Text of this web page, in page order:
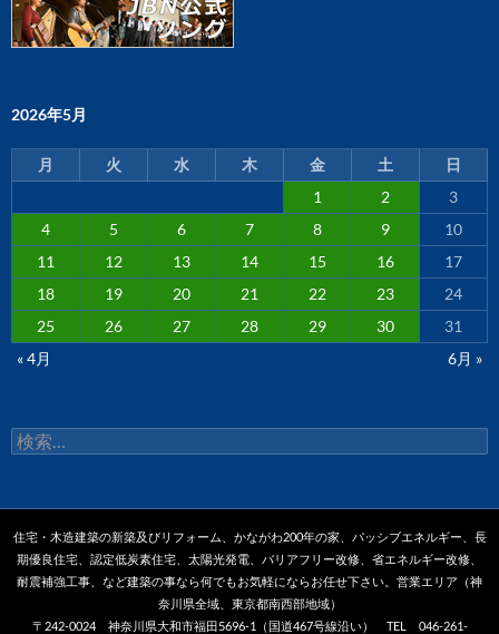
2026年5月
月 火 水 木 金 土
日
1
2
3
4
5 6 7 8 9
10
11
12 13 14 15 16
17
18
19 20 21 22 23
24
25
26 27 28 29 30
31
« 4月
6月 »
検
索:
住宅・木造建築の新築及びリフォーム、かながわ200年の家、パッシブエネルギー、長
期優良住宅、認定低炭素住宅、太陽光発電、バリアフリー改修、省エネルギー改修、
耐震補強工事、など建築の事なら何でもお気軽にならお任せ下さい。営業エリア（神
奈川県全域、東京都南西部地域）
〒242-0024 神奈川県大和市福田5696-1（国道467号線沿い） TEL 046-261-